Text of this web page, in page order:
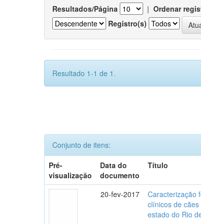
Resultados/Página | Ordenar
Registro(s)
Resultado 1-1 de 1.
Conjunto de itens:
Pré-
visualização
Data do
documento
Título
20-fev-2017
Caracterização
clínicos de
estado do Rio